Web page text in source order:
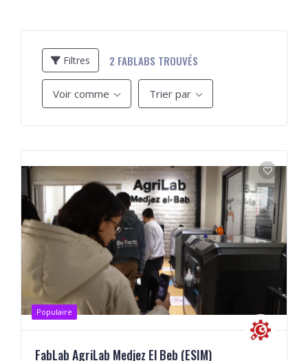
Filtres 2 FABLABS TROUVÉS
Voir comme Trier par
Populaire
FabLab AgriLab Medjez El Beb (ESIM)